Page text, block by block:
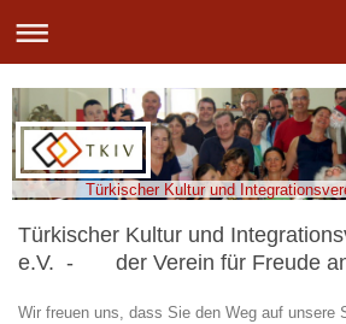
Türkischer Kultur und
Türkischer Kultur und
e.V. - der Verein für Freude an
Wir freuen uns, dass Sie den Weg auf unsere